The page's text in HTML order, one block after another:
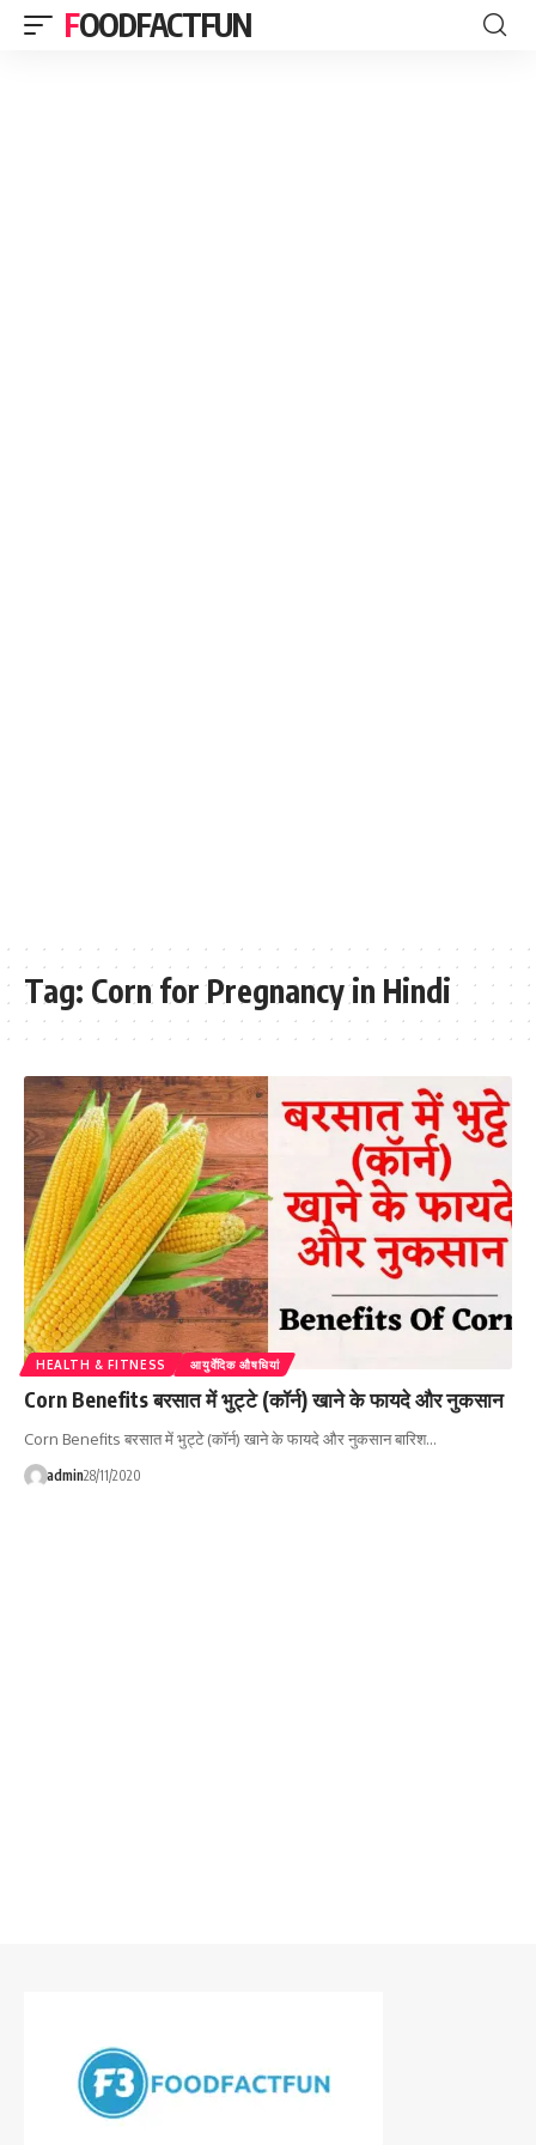
FOODFACTFUN
Tag: Corn for Pregnancy in Hindi
HEALTH & FITNESS आयुर्वेदिक औषधियां
Corn Benefits बरसात में भुट्टे (कॉर्न) खाने के फायदे और नुकसान
Corn Benefits बरसात में भुट्टे (कॉर्न) खाने के फायदे और नुकसान बारिश…
admin28/11/2020